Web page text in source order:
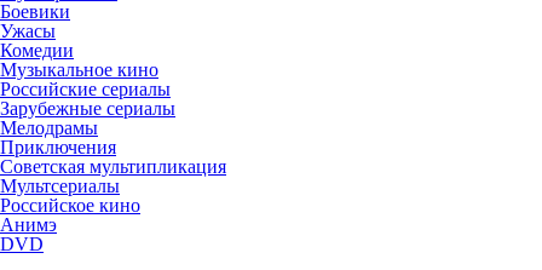
Боевики
Ужасы
Комедии
Музыкальное кино
Российские сериалы
Зарубежные сериалы
Мелодрамы
Приключения
Советская мультипликация
Мультсериалы
Российское кино
Анимэ
DVD